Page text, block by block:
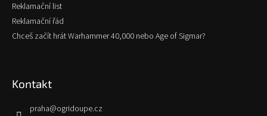
Reklamační list
Reklamační řád
Chceš začít hrát Warhammer 40,000 nebo Age of Sigmar?
Kontakt
praha@ogridoupe.cz